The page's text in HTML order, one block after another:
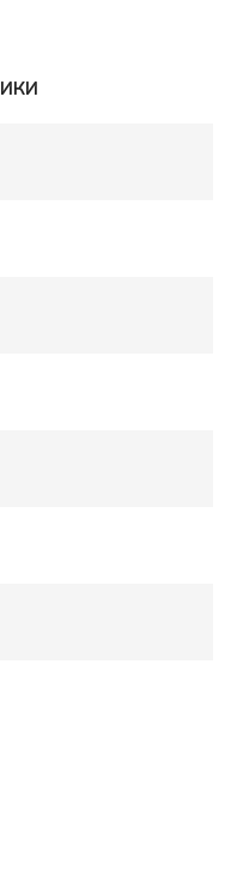
ржавыми и
головки или
воздействиям.